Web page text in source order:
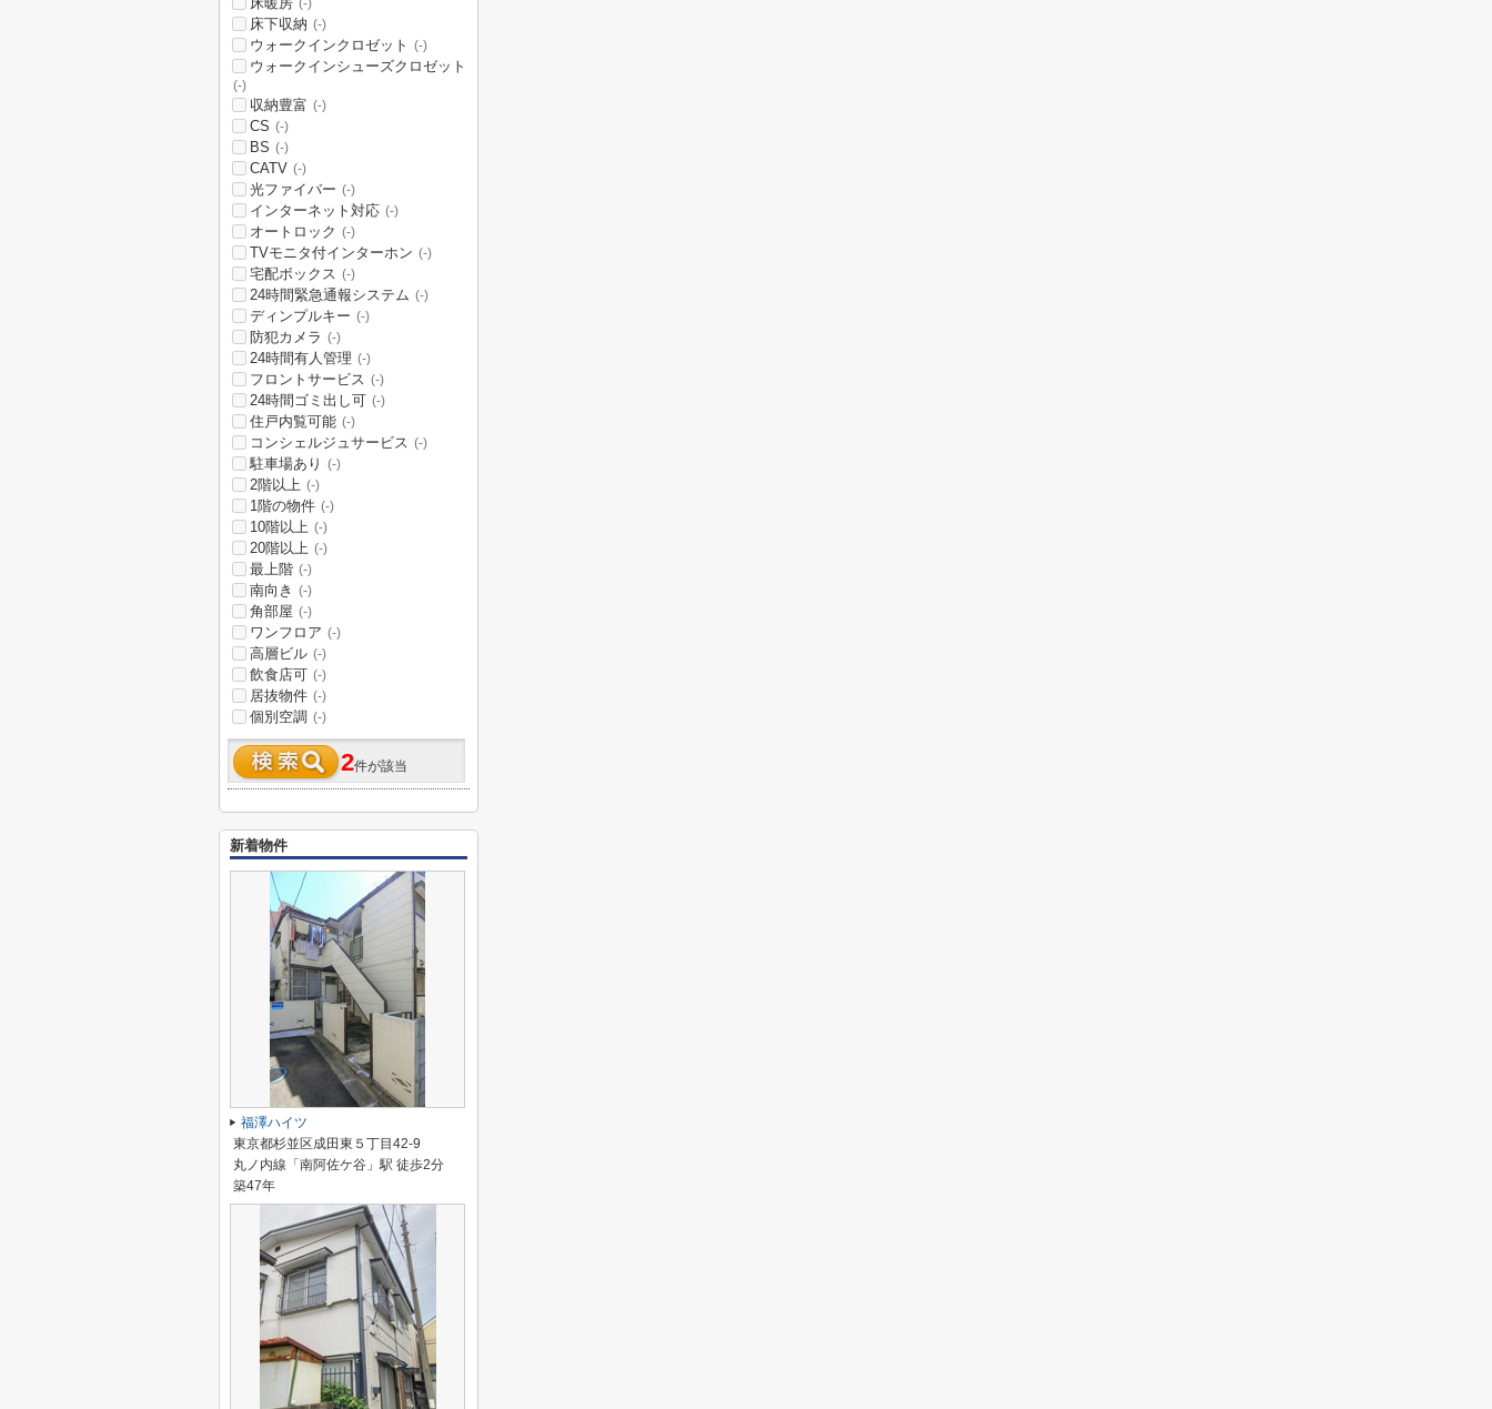
(-)
床下収納 (-)
ウォークインクロゼット (-)
ウォークインシューズクロゼット
(-)
収納豊富 (-)
CS (-)
BS (-)
CATV (-)
光ファイバー (-)
インターネット対応 (-)
オートロック (-)
TVモニタ付インターホン (-)
宅配ボックス (-)
24時間緊急通報システム (-)
ディンプルキー (-)
防犯カメラ (-)
24時間有人管理 (-)
フロントサービス (-)
24時間ゴミ出し可 (-)
住戸内覧可能 (-)
コンシェルジュサービス (-)
駐車場あり (-)
2階以上 (-)
1階の物件 (-)
10階以上 (-)
20階以上 (-)
最上階 (-)
南向き (-)
角部屋 (-)
ワンフロア (-)
高層ビル (-)
飲食店可 (-)
居抜物件 (-)
個別空調 (-)
2件が該当
新着物件
福澤ハイツ
東京都杉並区成田東５丁目42-9
丸ノ内線「南阿佐ケ谷」駅 徒歩2分
築47年